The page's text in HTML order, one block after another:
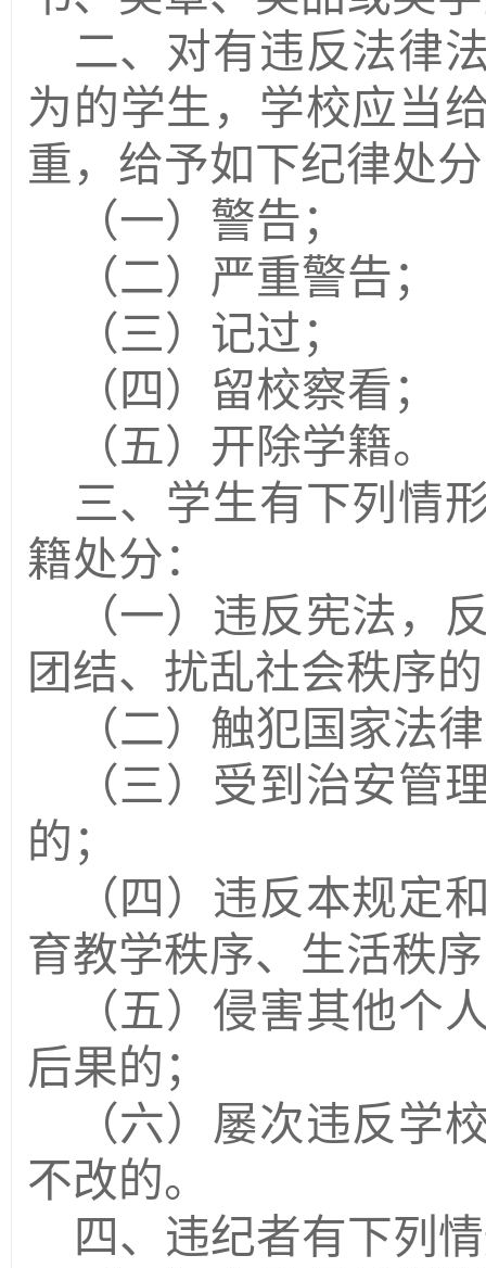
二、对有违反法律
为的学生，学校应当
重，给予如下纪律处
（一）警告；
（二）严重警告；
（三）记过；
（四）留校察看；
（五）开除学籍。
三、学生有下列情
籍处分：
（一）违反宪法，
团结、扰乱社会秩序
（二）触犯国家法
（三）受到治安管
的；
（四）违反本规定
育教学秩序、生活秩
（五）侵害其他个
后果的；
（六）屡次违反学
不改的。
四、违纪者有下列